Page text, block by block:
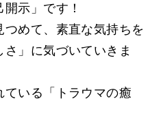
示」です！
めて、素直な気持ちを
」に気づいていきま
ている「トラウマの癒